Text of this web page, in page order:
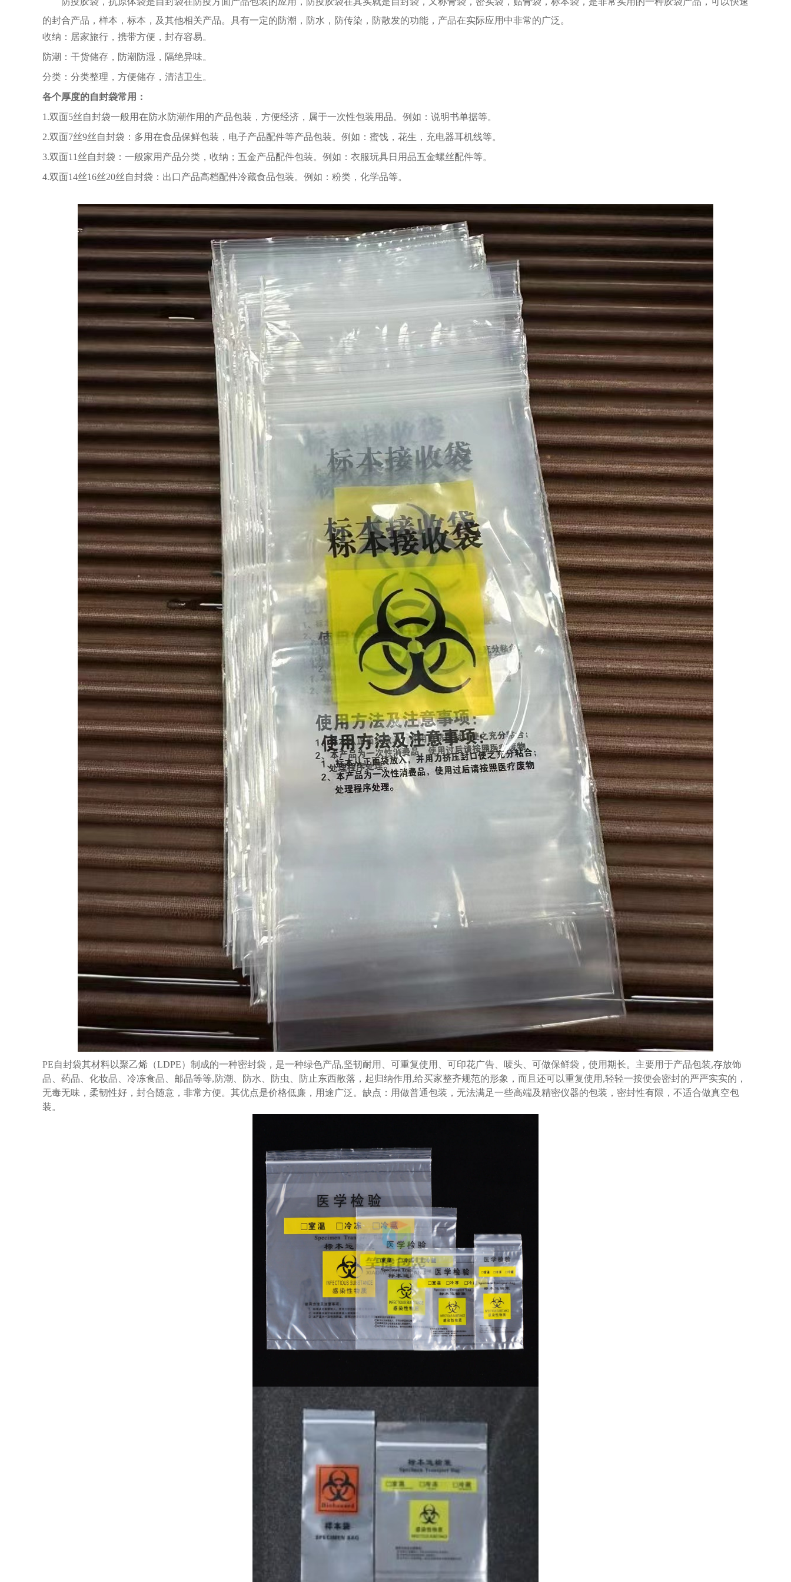
的封合产品，样本，标本，及其他相关产品。具有一定的防潮，防水，防传染，防散发的功能，产品在实际应用中非常的广泛。
收纳：居家旅行，携带方便，封存容易。
防潮：干货储存，防潮防湿，隔绝异味。
分类：分类整理，方便储存，清洁卫生。
各个厚度的自封袋常用：
1.双面5丝自封袋一般用在防水防潮作用的产品包装，方便经济，属于一次性包装用品。例如：说明书单据等。
2.双面7丝9丝自封袋：多用在食品保鲜包装，电子产品配件等产品包装。例如：蜜饯，花生，充电器耳机线等。
3.双面11丝自封袋：一般家用产品分类，收纳；五金产品配件包装。例如：衣服玩具日用品五金螺丝配件等。
4.双面14丝16丝20丝自封袋：出口产品高档配件冷藏食品包装。例如：粉类，化学品等。
PE自封袋其材料以聚乙烯（LDPE）制成的一种密封袋，是一种绿色产品,坚韧耐用、可重复使用、可印花广告、唛头、可做保鲜袋，使用期长。主要用于产品包装,存放饰
品、药品、化妆品、冷冻食品、邮品等等,防潮、防水、防虫、防止东西散落，起归纳作用,给买家整齐规范的形象，而且还可以重复使用,轻轻一按便会密封的严严实实的，
无毒无味，柔韧性好，封合随意，非常方便。其优点是价格低廉，用途广泛。缺点：用做普通包装，无法满足一些高端及精密仪器的包装，密封性有限，不适合做真空包
装。